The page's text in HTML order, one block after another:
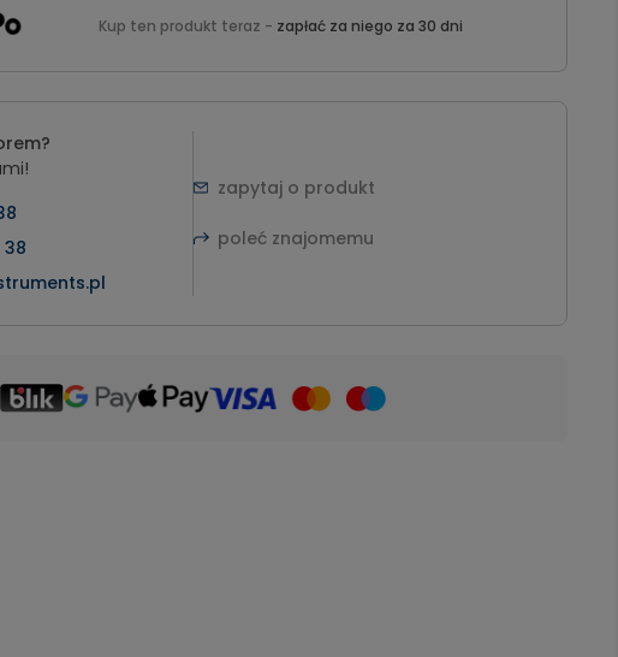
Kup ten produkt teraz - zapłać za niego za 30 dni
38
zapytaj o produkt
poleć znajomemu